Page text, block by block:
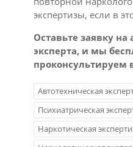
экспертизы, если в
Оставьте заявку
эксперта, и мы
проконсультируем
Автотехническая
Психиатрическая
Наркотическая